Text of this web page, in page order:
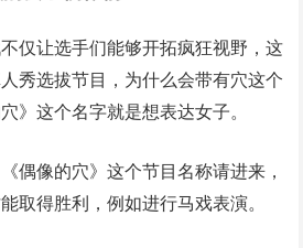
仅让选手们能够开拓疯狂视野，这
秀选拔节目，为什么会带有穴这个
》这个名字就是想表达女子。
偶像的穴》这个节目名称请进来，
取得胜利，例如进行马戏表演。